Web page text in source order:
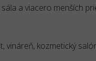
a viacero menších
kozmetický